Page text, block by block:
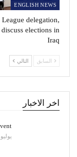
ENGLISH NEWS
delegation,
elections in
Iraq
السابق التالي
اخر الاخبار
يوليو 19, 2026